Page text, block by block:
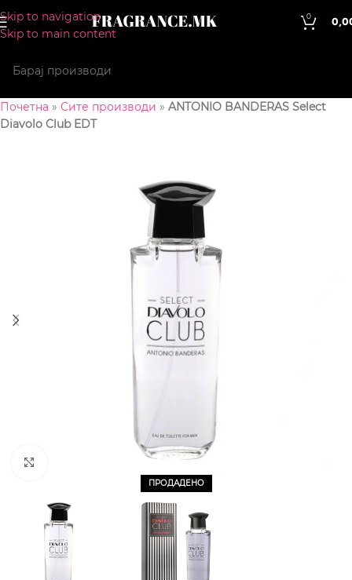
Skip to navigation
Skip to main content
0
Почетна » Сите производи » ANTONIO BANDERAS Select
Diavolo Club EDT
ПРОДАДЕНО